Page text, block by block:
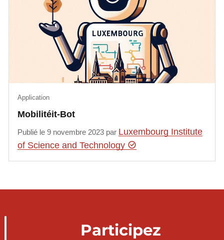
Mobilitéit-Bot
Application
Publié le 9 novembre 2023 par Luxembourg Institute
of Science and Technology
Participez